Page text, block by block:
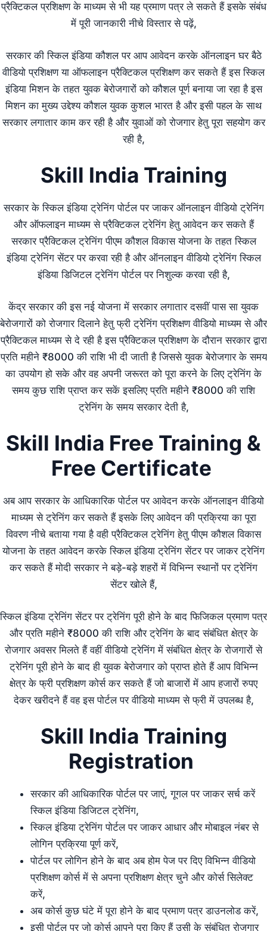
प्रैक्टिकल प्रशिक्षण के माध्यम से भी यह प्रमाण पत्र ले सकते हैं इसके संबंध
में पूरी जानकारी नीचे विस्तार से पढ़ें,
सरकार की स्किल इंडिया कौशल पर आप आवेदन करके ऑनलाइन घर बैठे
वीडियो प्रशिक्षण या ऑफलाइन प्रैक्टिकल प्रशिक्षण कर सकते हैं इस स्किल
इंडिया मिशन के तहत युवक बेरोजगारों को कौशल पूर्ण बनाया जा रहा है इस
मिशन का मुख्य उद्देश्य कौशल युवक कुशल भारत है और इसी पहल के साथ
सरकार लगातार काम कर रही है और युवाओं को रोजगार हेतु पूरा सहयोग कर
रही है,
Skill India Training
सरकार के स्किल इंडिया ट्रेनिंग पोर्टल पर जाकर ऑनलाइन वीडियो ट्रेनिंग
और ऑफलाइन माध्यम से प्रैक्टिकल ट्रेनिंग हेतु आवेदन कर सकते हैं
सरकार प्रैक्टिकल ट्रेनिंग पीएम कौशल विकास योजना के तहत स्किल
इंडिया ट्रेनिंग सेंटर पर करवा रही है और ऑनलाइन वीडियो ट्रेनिंग स्किल
इंडिया डिजिटल ट्रेनिंग पोर्टल पर निशुल्क करवा रही है,
केंद्र सरकार की इस नई योजना में सरकार लगातार दसवीं पास सा युवक
बेरोजगारों को रोजगार दिलाने हेतु फ्री ट्रेनिंग प्रशिक्षण वीडियो माध्यम से और
प्रैक्टिकल माध्यम से दे रही है इस प्रैक्टिकल प्रशिक्षण के दौरान सरकार द्वारा
प्रति महीने ₹8000 की राशि भी दी जाती है जिससे युवक बेरोजगार के समय
का उपयोग हो सके और वह अपनी जरूरत को पूरा करने के लिए ट्रेनिंग के
समय कुछ राशि प्राप्त कर सकें इसलिए प्रति महीने ₹8000 की राशि
ट्रेनिंग के समय सरकार देती है,
Skill India Free Training &
Free Certificate
अब आप सरकार के आधिकारिक पोर्टल पर आवेदन करके ऑनलाइन वीडियो
माध्यम से ट्रेनिंग कर सकते हैं इसके लिए आवेदन की प्रक्रिया का पूरा
विवरण नीचे बताया गया है वही प्रैक्टिकल ट्रेनिंग हेतु पीएम कौशल विकास
योजना के तहत आवेदन करके स्किल इंडिया ट्रेनिंग सेंटर पर जाकर ट्रेनिंग
कर सकते हैं मोदी सरकार ने बड़े-बड़े शहरों में विभिन्न स्थानों पर ट्रेनिंग
सेंटर खोले हैं,
स्किल इंडिया ट्रेनिंग सेंटर पर ट्रेनिंग पूरी होने के बाद फिजिकल प्रमाण पत्र
और प्रति महीने ₹8000 की राशि और ट्रेनिंग के बाद संबंधित क्षेत्र के
रोजगार अवसर मिलते हैं वहीं वीडियो ट्रेनिंग में संबंधित क्षेत्र के रोजगारों से
ट्रेनिंग पूरी होने के बाद ही युवक बेरोजगार को प्राप्त होते हैं आप विभिन्न
क्षेत्र के फ्री प्रशिक्षण कोर्स कर सकते हैं जो बाजारों में आप हजारों रुपए
देकर खरीदने हैं वह इस पोर्टल पर वीडियो माध्यम से फ्री में उपलब्ध है,
Skill India Training
Registration
सरकार की आधिकारिक पोर्टल पर जाएं, गूगल पर जाकर सर्च करें
स्किल इंडिया डिजिटल ट्रेनिंग,
स्किल इंडिया ट्रेनिंग पोर्टल पर जाकर आधार और मोबाइल नंबर से
लोगिन प्रक्रिया पूर्ण करें,
पोर्टल पर लोगिन होने के बाद अब होम पेज पर दिए विभिन्न वीडियो
प्रशिक्षण कोर्स में से अपना प्रशिक्षण क्षेत्र चुने और कोर्स सिलेक्ट
करें,
अब कोर्स कुछ घंटे में पूरा होने के बाद प्रमाण पत्र डाउनलोड करें,
इसी पोर्टल पर जो कोर्स आपने पूरा किए हैं उसी के संबंधित रोजगार